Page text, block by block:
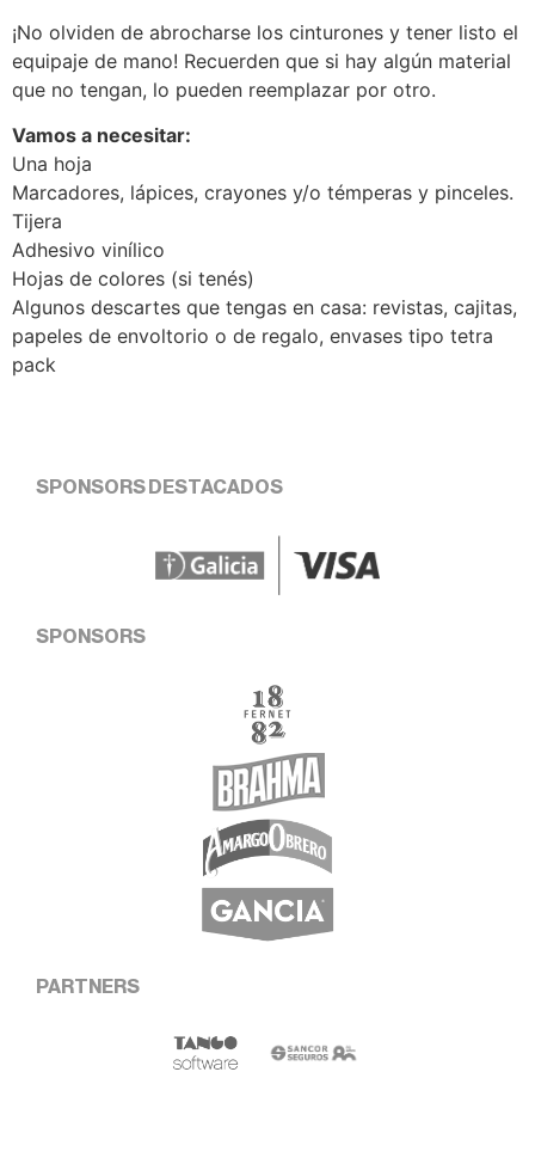
¡No olviden de abrocharse los cinturones y tener listo el
equipaje de mano! Recuerden que si hay algún material
que no tengan, lo pueden reemplazar por otro.
Vamos a necesitar:
Una hoja
Marcadores, lápices, crayones y/o témperas y pinceles.
Tijera
Adhesivo vinílico
Hojas de colores (si tenés)
Algunos descartes que tengas en casa: revistas, cajitas,
papeles de envoltorio o de regalo, envases tipo tetra
pack
SPONSORS DESTACADOS
SPONSORS
PARTNERS